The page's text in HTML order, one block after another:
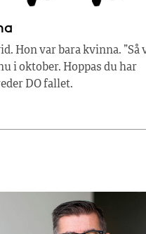
Hon var bara kvinna. ”Så
i oktober. Hoppas du har
DO fallet.